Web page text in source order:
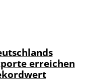
erreichen